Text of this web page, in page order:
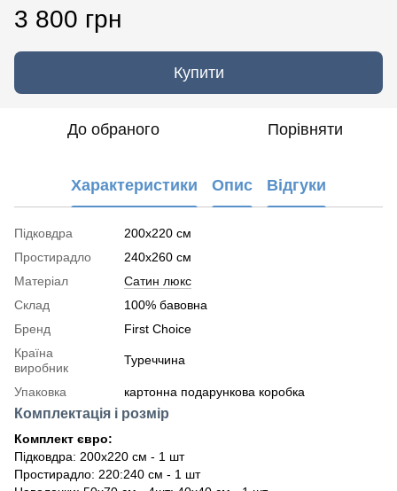
3 800 грн
Купити
До обраного Порівняти
Характеристики Опис Відгуки
Підковдра
200x220 см
Простирадло
240x260 см
Матеріал
Сатин люкс
Склад
100% бавовна
Бренд
First Choice
Країна
виробник
Туреччина
Упаковка картонна подарункова коробка
Комплектація і розмір
Комплект євро:
Підковдра: 200х220 см - 1 шт
Простирадло: 220:240 см - 1 шт